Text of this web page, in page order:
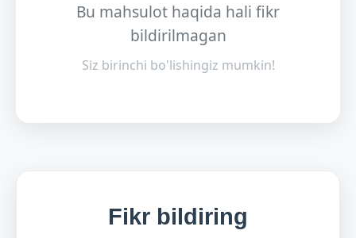
Bu mahsulot haqida hali fikr
bildirilmagan
Siz birinchi bo'lishingiz mumkin!
Fikr bildiring